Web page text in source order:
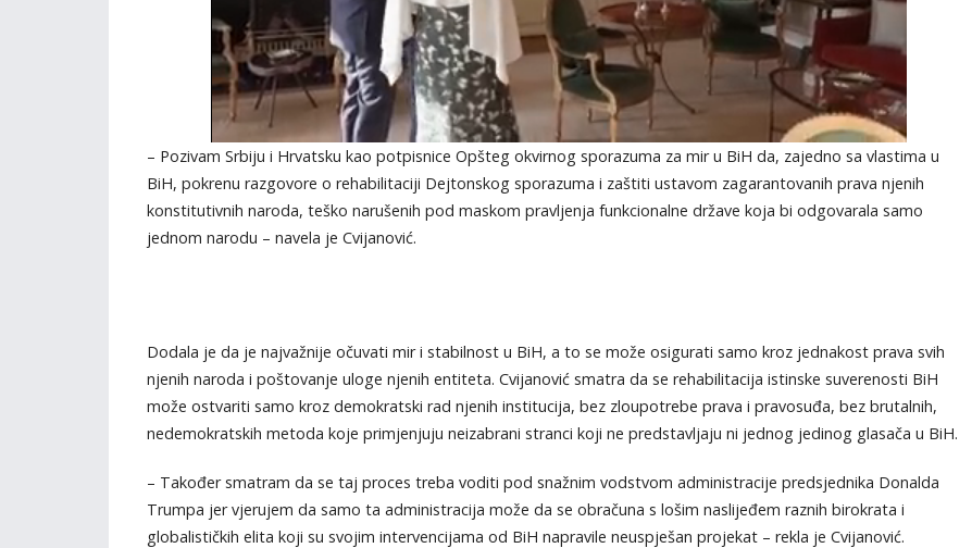
– Pozivam Srbiju i Hrvatsku kao potpisnice Opšteg okvirnog sporazuma za mir u BiH da, zajedno sa vlastima u
BiH, pokrenu razgovore o rehabilitaciji Dejtonskog sporazuma i zaštiti ustavom zagarantovanih prava njenih
konstitutivnih naroda, teško narušenih pod maskom pravljenja funkcionalne države koja bi odgovarala samo
jednom narodu – navela je Cvijanović.
Dodala je da je najvažnije očuvati mir i stabilnost u BiH, a to se može osigurati samo kroz jednakost prava svih
njenih naroda i poštovanje uloge njenih entiteta. Cvijanović smatra da se rehabilitacija istinske suverenosti BiH
može ostvariti samo kroz demokratski rad njenih institucija, bez zloupotrebe prava i pravosuđa, bez brutalnih,
nedemokratskih metoda koje primjenjuju neizabrani stranci koji ne predstavljaju ni jednog jedinog glasača u BiH.
– Također smatram da se taj proces treba voditi pod snažnim vodstvom administracije predsjednika Donalda
Trumpa jer vjerujem da samo ta administracija može da se obračuna s lošim naslijeđem raznih birokrata i
globalističkih elita koji su svojim intervencijama od BiH napravile neuspješan projekat – rekla je Cvijanović.